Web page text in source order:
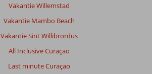
Vakantie Willemstad
Vakantie Mambo Beach
Vakantie Sint Willibrordus
All Inclusive Curaçao
Last minute Curaçao